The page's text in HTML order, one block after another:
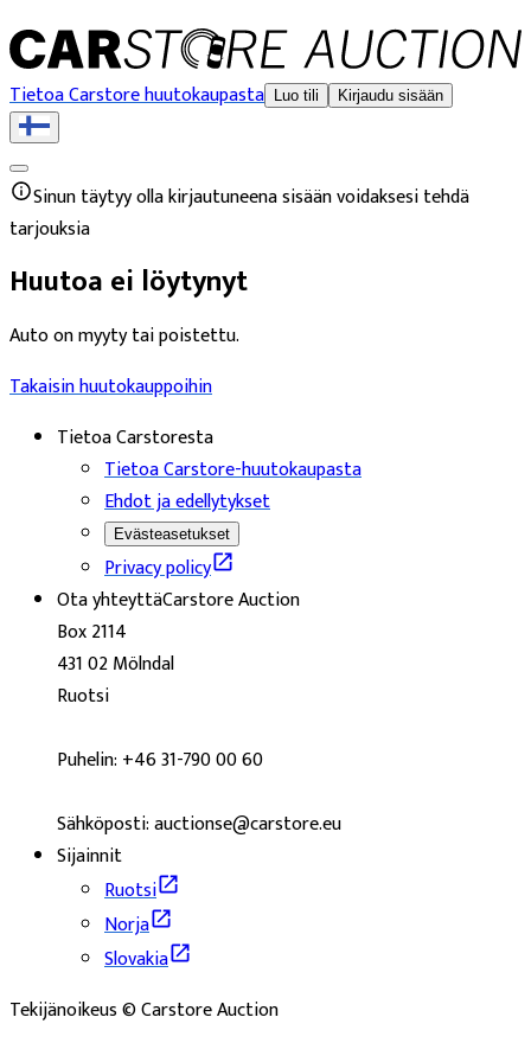
Tietoa Carstore huutokaupasta Luo tili Kirjaudu sisään
Sinun täytyy olla kirjautuneena sisään voidaksesi tehdä
tarjouksia
Huutoa ei löytynyt
Auto on myyty tai poistettu.
Takaisin huutokauppoihin
Tietoa Carstoresta
Tietoa Carstore-huutokaupasta
Ehdot ja edellytykset
Evästeasetukset
Privacy policy
Ota yhteyttäCarstore Auction
Box 2114
431 02 Mölndal
Ruotsi
Puhelin: +46 31-790 00 60
Sähköposti: auctionse@carstore.eu
Sijainnit
Ruotsi
Norja
Slovakia
Tekijänoikeus © Carstore Auction